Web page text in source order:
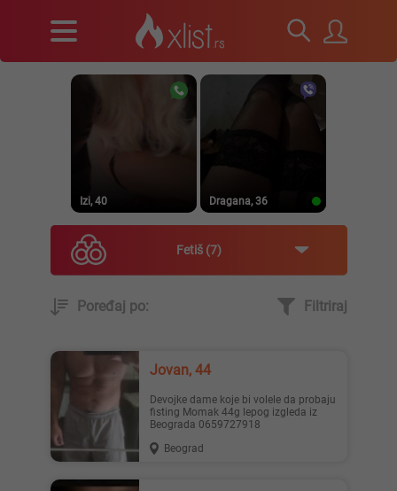
Izi, 40 Dragana, 36
Mia996, 29
Fetiš 7
Poređaj po: Filtriraj
Jovan, 44
Devojke dame koje bi volele da probaju
fisting Momak 44g lepog izgleda iz
Beograda 0659727918
Beograd